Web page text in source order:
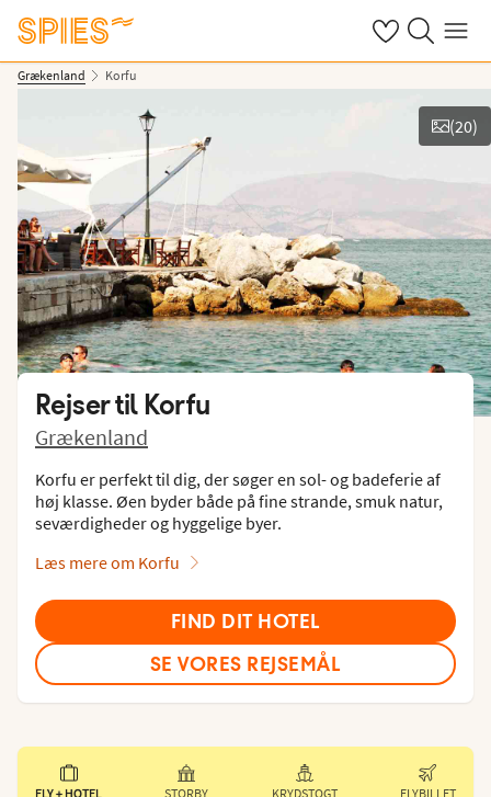
Se dine gemte
Søg påMenu
Grækenland Korfu
Vis billeder
(20)
Rejser til Korfu
Grækenland
Korfu er perfekt til dig, der søger en sol- og badeferie af
høj klasse. Øen byder både på fine strande, smuk natur,
seværdigheder og hyggelige byer.
Læs mere om Korfu
FIND DIT HOTEL
SE VORES REJSEMÅL
FLY + HOTEL STORBY KRYDSTOGT FLYBILLET